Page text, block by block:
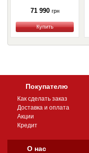
71 990 грн
Купить
Покупателю
Как сделать заказ
Доставка и оплата
Акции
Кредит
О нас